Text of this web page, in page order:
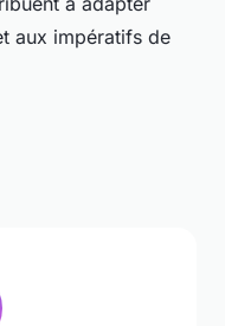
aux impératifs de